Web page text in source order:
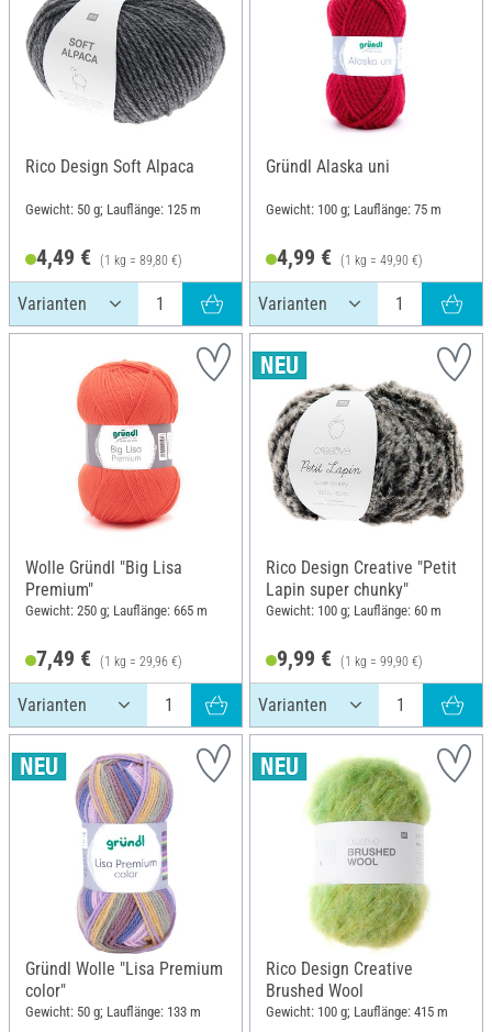
Rico Design Soft Alpaca
Gewicht: 50 g; Lauflänge: 125 m
4,49 € (1 kg = 89,80 €)
Gründl Alaska uni
Gewicht: 100 g; Lauflänge: 75 m
4,99 € (1 kg = 49,90 €)
Wolle Gründl "Big Lisa
Premium"
Gewicht: 250 g; Lauflänge: 665 m
7,49 € (1 kg = 29,96 €)
Rico Design Creative "Petit
Lapin super chunky"
Gewicht: 100 g; Lauflänge: 60 m
9,99 € (1 kg = 99,90 €)
Gründl Wolle "Lisa Premium
color"
Gewicht: 50 g; Lauflänge: 133 m
Rico Design Creative
Brushed Wool
Gewicht: 100 g; Lauflänge: 415 m